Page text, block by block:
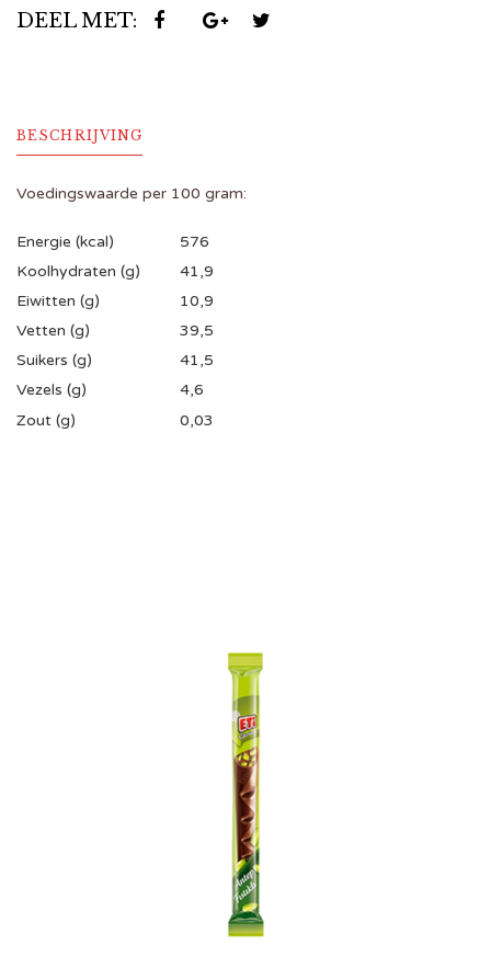
DEEL MET:
BESCHRIJVING
Voedingswaarde per 100 gram:
Energie (kcal)
576
Koolhydraten (g)
41,9
Eiwitten (g)
10,9
Vetten (g)
39,5
Suikers (g)
41,5
Vezels (g)
4,6
Zout (g)
0,03